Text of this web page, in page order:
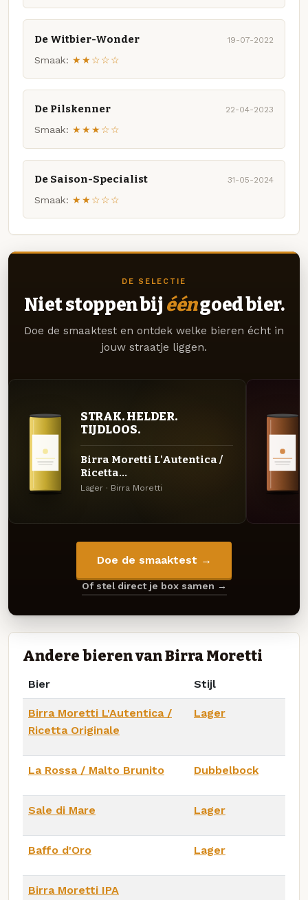
De Witbier-Wonder 19-07-2022
Smaak: ★★☆☆☆
De Pilskenner 22-04-2023
Smaak: ★★★☆☆
De Saison-Specialist 31-05-2024
Smaak: ★★☆☆☆
DE SELECTIE
Niet stoppen bij ééngoed bier.
Doe de smaaktest en ontdek welke bieren écht in
jouw straatje liggen.
STRAK. HELDER.
TIJDLOOS.
Birra Moretti L'Autentica /
Ricetta...
Lager · Birra Moretti
Doe de smaaktest →
Of stel direct je box samen →
Andere bieren van Birra Moretti
Bier Stijl
Birra Moretti L'Autentica /
Ricetta Originale
Lager
La Rossa / Malto Brunito Dubbelbock
Sale di Mare Lager
Baffo d'Oro Lager
Birra Moretti IPA